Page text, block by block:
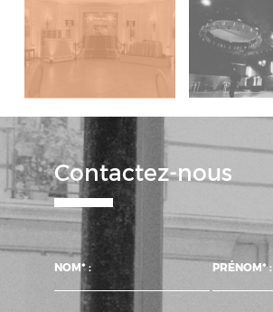
Contactez-nous
NOM* : PRÉNOM* :